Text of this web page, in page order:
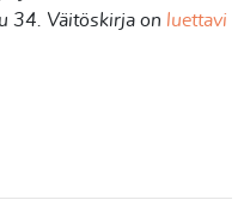
34. Väitöskirja on luettavi